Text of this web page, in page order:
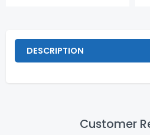
DESCRIPTION
Customer